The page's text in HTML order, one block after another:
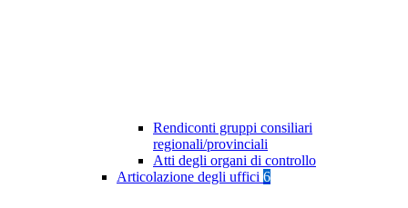
Rendiconti gruppi consiliari
regionali/provinciali
Atti degli organi di controllo
Articolazione degli uffici 6